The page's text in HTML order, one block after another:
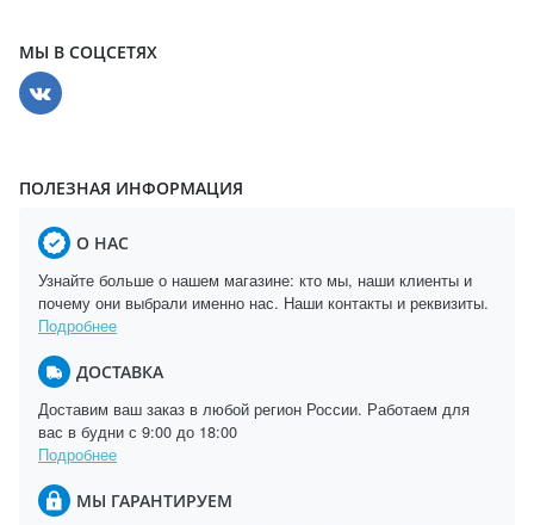
МЫ В СОЦСЕТЯХ
ПОЛЕЗНАЯ ИНФОРМАЦИЯ
О НАС
Узнайте больше о нашем магазине: кто мы, наши клиенты и
почему они выбрали именно нас. Наши контакты и реквизиты.
Подробнее
ДОСТАВКА
Доставим ваш заказ в любой регион России. Работаем для
вас в будни с 9:00 до 18:00
Подробнее
МЫ ГАРАНТИРУЕМ